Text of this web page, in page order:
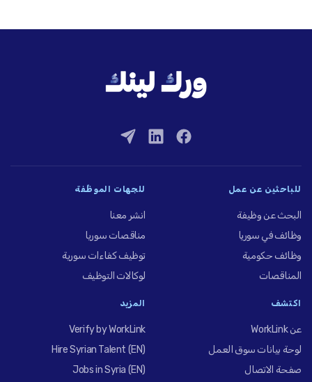
للباحثين عن عمل
البحث عن وظيفة
وظائف في سوريا
وظائف حكومية
المناقصات
للجهات الموظِّفة
انشر معنا
مناقصات سوريا
توظيف كفاءات سورية
لوكالات التوظيف
اكتشف
عن WorkLink
لوحة بيانات سوق العمل
صفحة الاتصال
المزيد
Verify by WorkLink
Hire Syrian Talent (EN)
Jobs in Syria (EN)